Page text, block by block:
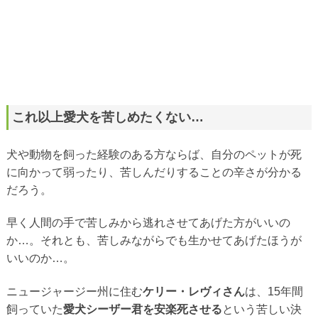
これ以上愛犬を苦しめたくない…
犬や動物を飼った経験のある方ならば、自分のペットが死
に向かって弱ったり、苦しんだりすることの辛さが分かる
だろう。
早く人間の手で苦しみから逃れさせてあげた方がいいの
か…。それとも、苦しみながらでも生かせてあげたほうが
いいのか…。
ニュージャージー州に住むケリー・レヴィさんは、15年間
飼っていた愛犬シーザー君を安楽死させるという苦しい決